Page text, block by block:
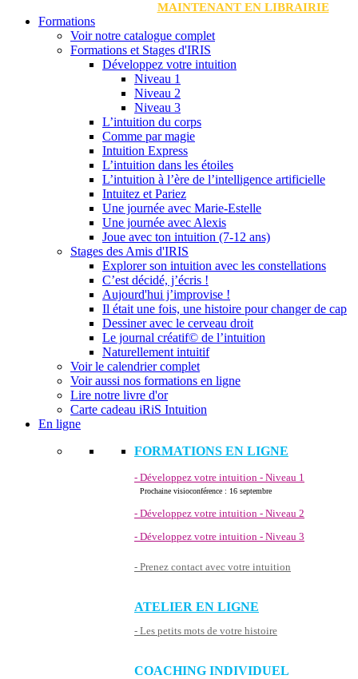
MAINTENANT EN LIBRAIRIE
Formations
Voir notre catalogue complet
Formations et Stages d'IRIS
Développez votre intuition
Niveau 1
Niveau 2
Niveau 3
L’intuition du corps
Comme par magie
Intuition Express
L’intuition dans les étoiles
L’intuition à l’ère de l’intelligence artificielle
Intuitez et Pariez
Une journée avec Marie-Estelle
Une journée avec Alexis
Joue avec ton intuition (7-12 ans)
Stages des Amis d'IRIS
Explorer son intuition avec les constellations
C’est décidé, j’écris !
Aujourd'hui j’improvise !
Il était une fois, une histoire pour changer de cap
Dessiner avec le cerveau droit
Le journal créatif© de l’intuition
Naturellement intuitif
Voir le calendrier complet
Voir aussi nos formations en ligne
Lire notre livre d'or
Carte cadeau iRiS Intuition
En ligne
FORMATIONS EN LIGNE
- Développez votre intuition - Niveau 1
Prochaine visioconférence : 16 septembre
- Développez votre intuition - Niveau 2
- Développez votre intuition - Niveau 3
- Prenez contact avec votre intuition
ATELIER EN LIGNE
- Les petits mots de votre histoire
COACHING INDIVIDUEL